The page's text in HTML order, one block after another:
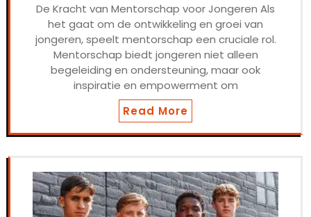
De Kracht van Mentorschap voor Jongeren Als
het gaat om de ontwikkeling en groei van
jongeren, speelt mentorschap een cruciale rol.
Mentorschap biedt jongeren niet alleen
begeleiding en ondersteuning, maar ook
inspiratie en empowerment om
Read More